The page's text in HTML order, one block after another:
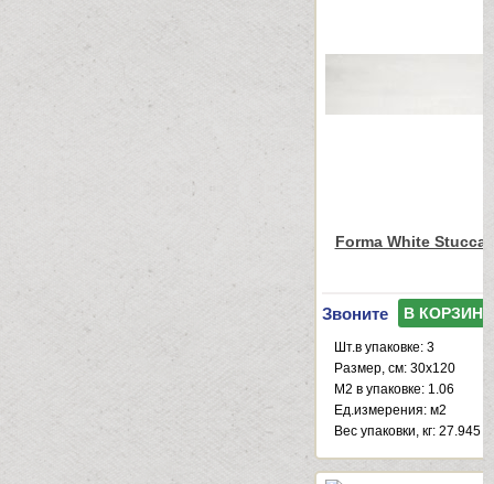
Forma White
Звоните В КОРЗИНУ
Шт.в упаковке: 3
Размер, см: 30x120
М2 в упаковке: 1.06
Ед.измерения: м2
Веc упаковки, кг: 27.945